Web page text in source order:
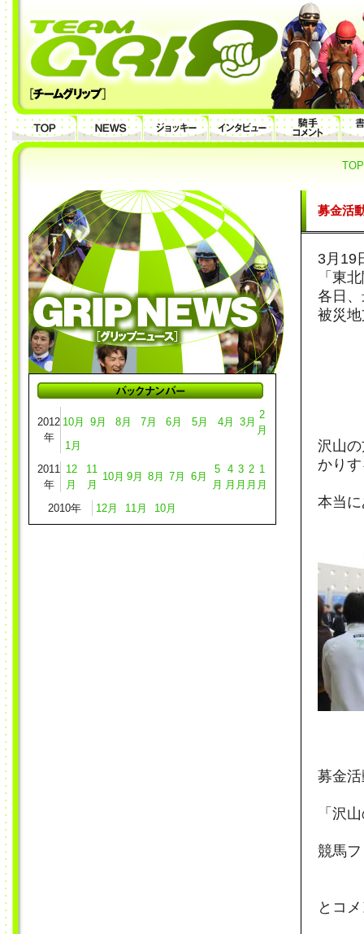
TOP
2012
年
10月 9月 8月 7月 6月 5月 4月 3月
2
月
1月
2011
年
12
月
11
月
10月 9月 8月 7月 6月
5
月
4
月
3
月
2
月
1
月
2010年
12月 11月 10月
募金活
3月19
「東
各日
被災
沢山
かり
本当
募金
「沢
競馬
とコ